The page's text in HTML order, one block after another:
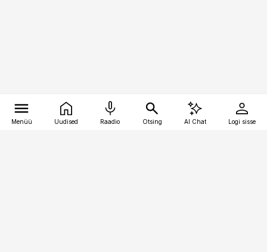
Menüü Uudised Raadio Otsing AI Chat Logi sisse